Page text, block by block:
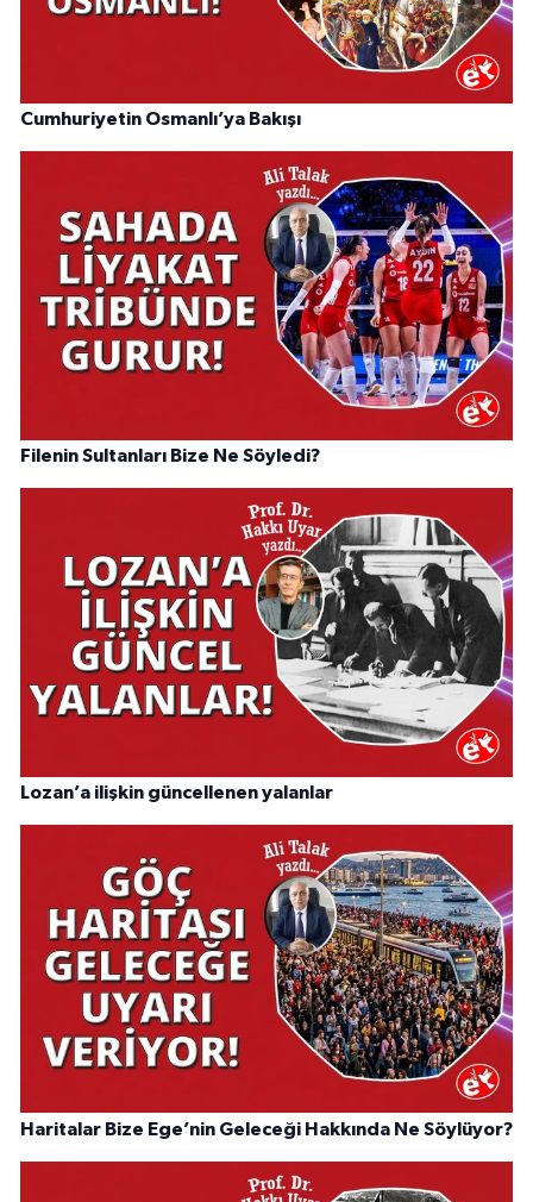
Cumhuriyetin Osmanlı’ya Bakışı
Filenin Sultanları Bize Ne Söyledi?
Lozan’a ilişkin güncellenen yalanlar
Haritalar Bize Ege’nin Geleceği Hakkında Ne Söylüyor?